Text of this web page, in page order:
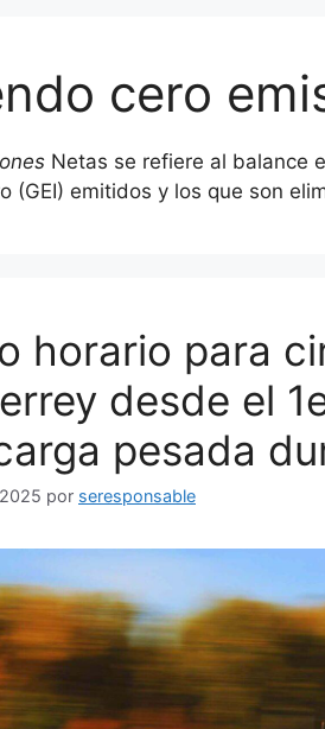
cero
Netas se refiere al balance
(GEI) emitidos y los que son
horario para
desde el
pesada
por seresponsable